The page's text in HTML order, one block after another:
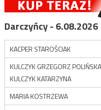
Darczyńcy - 6.08.2026
KACPER STAROŚCIAK
KULCZYK GRZEGORZ
KULCZYK KATARZYNA
MARIA KOSTRZEWA